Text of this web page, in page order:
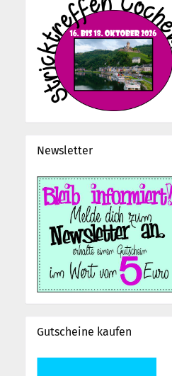
Newsletter
Gutscheine kaufen